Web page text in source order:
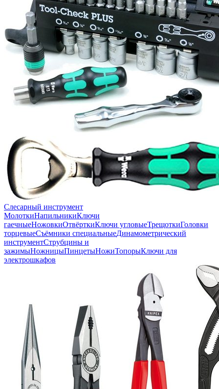
Слесарный инструмент
МолоткиНапильникиКлючи
гаечныеНожовкиОтвёрткиКлючи угловыеТрещоткиГоловки
торцевыеСъёмники специальныеДинамометрический
инструментСтрубцины и
зажимыНожницыПинцетыНожиТопорыКлючи для
электрошкафов